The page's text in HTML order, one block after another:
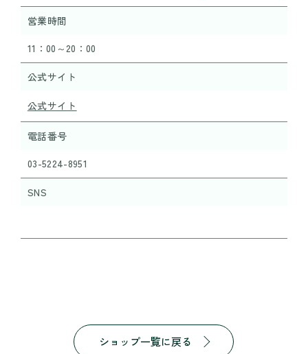
営業時間
11：00～20：00
公式サイト
公式サイト
電話番号
03-5224-8951
SNS
ショップ一覧に戻る